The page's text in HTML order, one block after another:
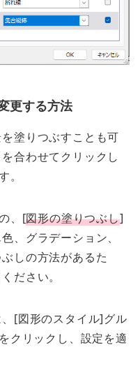
更する方法
塗りつぶすことも可
合わせてクリックし
。
、[図形の塗りつぶし]
、グラデーション、
しの方法があるた
ださい。
[図形のスタイル]グル
クリックし、設定を適